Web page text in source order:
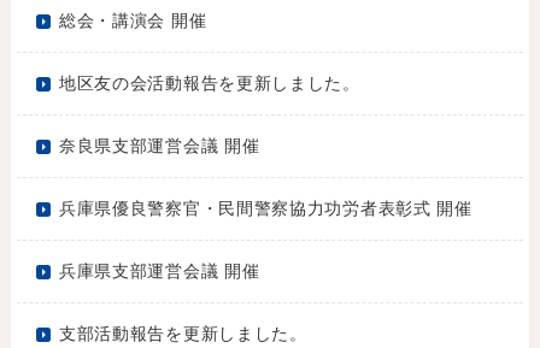
総会・講演会 開催
地区友の会活動報告を更新しました。
奈良県支部運営会議 開催
兵庫県優良警察官・民間警察協力功労者表彰式 開催
兵庫県支部運営会議 開催
支部活動報告を更新しました。